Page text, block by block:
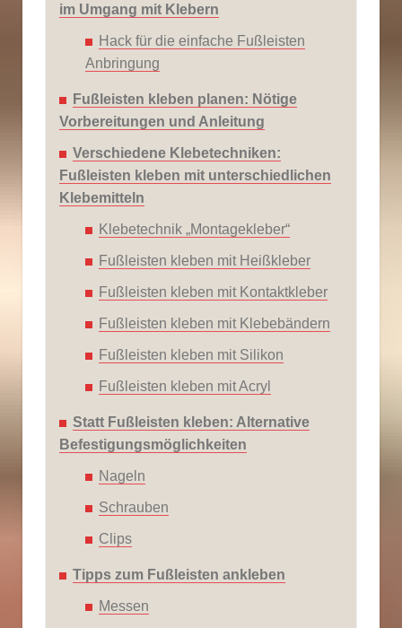
im Umgang mit Klebern
Hack für die einfache Fußleisten
Anbringung
Fußleisten kleben planen: Nötige
Vorbereitungen und Anleitung
Verschiedene Klebetechniken:
Fußleisten kleben mit unterschiedlichen
Klebemitteln
Klebetechnik „Montagekleber“
Fußleisten kleben mit Heißkleber
Fußleisten kleben mit Kontaktkleber
Fußleisten kleben mit Klebebändern
Fußleisten kleben mit Silikon
Fußleisten kleben mit Acryl
Statt Fußleisten kleben: Alternative
Befestigungsmöglichkeiten
Nageln
Schrauben
Clips
Tipps zum Fußleisten ankleben
Messen